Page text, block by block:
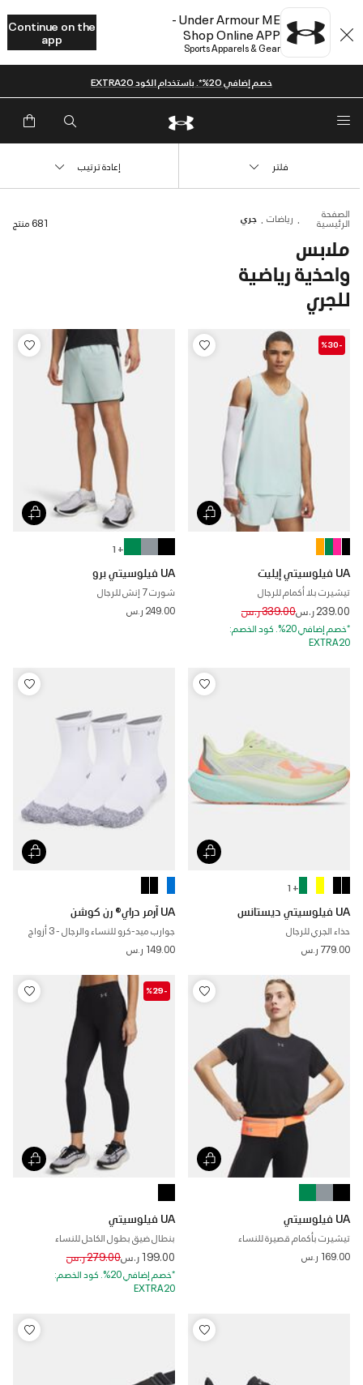
Under Armour ME -
Shop Online APP
Sports Apparels & Gear
Continue on the
app
خصم إضافي 20%*. باستخدام الكود EXTRA20
الصفحة
الرئيسية رياضات جري
ملابس
واحذية رياضية
للجري
681 منتج
فلتر إعادة ترتيب
-%30
UA فيلوسيتي إيليت
تيشيرت بلا أكمام للرجال
239.00 ر.س Price reduced from
339.00 ر.س to
*خصم إضافي 20%. كود الخصم:
EXTRA20
+ 1
UA فيلوسيتي برو
شورت 7 إنش للرجال
249.00 ر.س
+ 1
UA فيلوسيتي ديستانس
حذاء الجري للرجال
779.00 ر.س
UA آرمر دراي® رن كوشن
جوارب ميد-كرو للنساء والرجال - 3 أزواج
149.00 ر.س
UA فيلوسيتي
تيشيرت بأكمام قصيرة للنساء
169.00 ر.س
-%29
UA فيلوسيتي
بنطال ضيق بطول الكاحل للنساء
199.00 ر.س Price reduced from
279.00 ر.س to
*خصم إضافي 20%. كود الخصم:
EXTRA20